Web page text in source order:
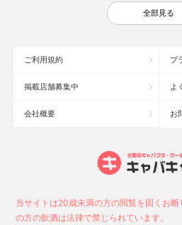
鳥取県 島根県 岡山県
沖縄県
大宮のキャバクラ
新
高崎市のキャバクラ
新潟駅前のキャバクラ
全部見る
ご利用規約 プ
掲載店舗募集中 よ
会社概要 お
当サイトは20歳未満の方の閲覧を固くお
の方の飲酒は法律で禁じられています。